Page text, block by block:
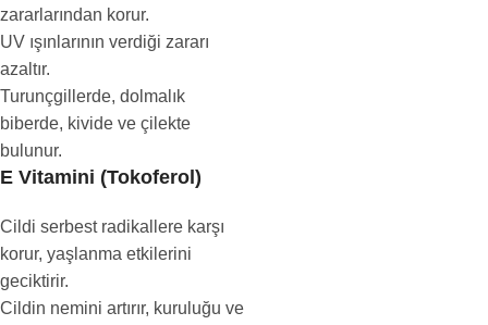
zararlarından korur.
UV ışınlarının verdiği zararı
azaltır.
Turunçgillerde, dolmalık
biberde, kivide ve çilekte
bulunur.
E Vitamini (Tokoferol)
Cildi serbest radikallere karşı
korur, yaşlanma etkilerini
geciktirir.
Cildin nemini artırır, kuruluğu ve